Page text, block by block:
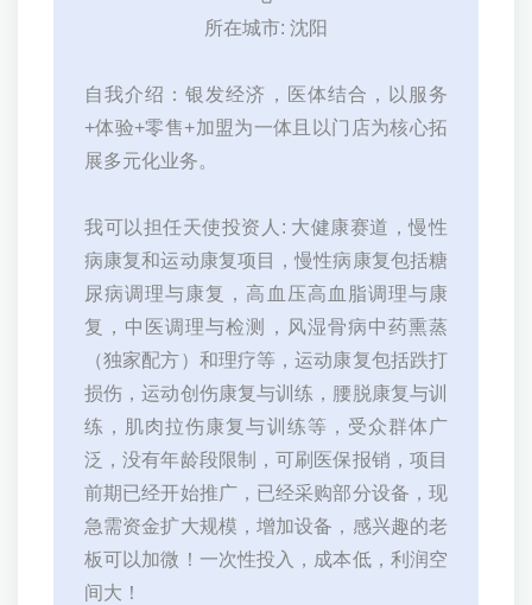
所在城市: 沈阳
自我介绍：银发经济，医体结合，以服务
+体验+零售+加盟为一体且以门店为核心拓
展多元化业务。
我可以担任天使投资人: 大健康赛道，慢性
病康复和运动康复项目，慢性病康复包括糖
尿病调理与康复，高血压高血脂调理与康
复，中医调理与检测，风湿骨病中药熏蒸
（独家配方）和理疗等，运动康复包括跌打
损伤，运动创伤康复与训练，腰脱康复与训
练，肌肉拉伤康复与训练等，受众群体广
泛，没有年龄段限制，可刷医保报销，项目
前期已经开始推广，已经采购部分设备，现
急需资金扩大规模，增加设备，感兴趣的老
板可以加微！一次性投入，成本低，利润空
间大！